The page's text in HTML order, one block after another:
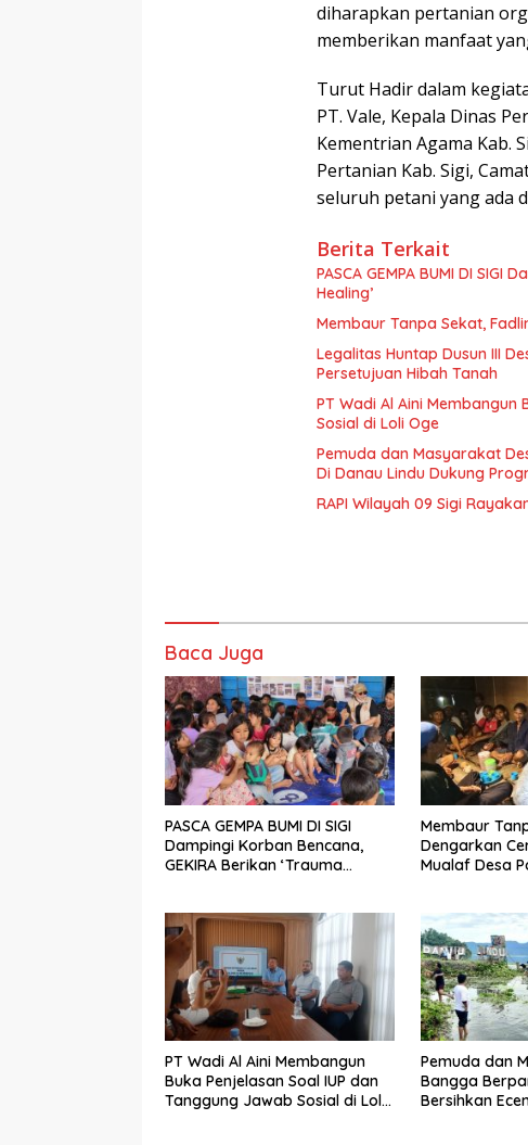
diharapkan pertanian
memberikan manfaat
Turut Hadir dalam
PT. Vale, Kepala Dinas
Kementrian Agama Kab.
Pertanian Kab. Sigi,
seluruh petani yang ada
Berita Terkait
PASCA GEMPA BUMI DI
Healing’
Membaur Tanpa Sekat,
Legalitas Huntap Dusun III
Persetujuan Hibah Tanah
PT Wadi Al Aini Membangun
Sosial di Loli Oge
Pemuda dan Masyarakat
Di Danau Lindu Dukung
RAPI Wilayah 09 Sigi
Baca Juga
PASCA GEMPA BUMI DI SIGI
Dampingi Korban Bencana,
GEKIRA Berikan ‘Trauma
Membaur
Dengarkan
Mualaf Desa
PT Wadi Al Aini Membangun
Buka Penjelasan Soal IUP dan
Tanggung Jawab Sosial di Loli
Pemuda dan
Bangga
Bersihkan